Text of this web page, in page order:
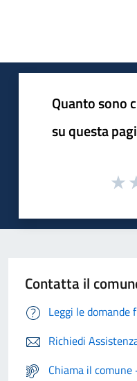
Quanto sono
su questa
Contatta il
Leggi le domande
Richiedi
Chiama il